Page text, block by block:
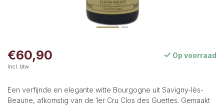
€60,90
Incl. btw
Op voorraad
Een verfijnde en elegante witte Bourgogne uit Savigny-lès-
Beaune, afkomstig van de 1er Cru Clos des Guettes. Gemaakt